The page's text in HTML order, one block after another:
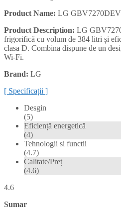
Product Name: LG GBV7270DEV
Product Description: LG
frigorifică cu volum de 384 litri și
clasa D. Combina dispune de un
Wi-Fi.
Brand: LG
[ Specificații ]
Desgin
(5)
Eficiență energetică
(4)
Tehnologii si functii
(4.7)
Calitate/Preț
(4.6)
4.6
Sumar